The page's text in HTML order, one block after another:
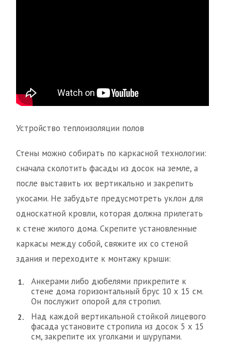
Устройство теплоизоляции полов
Стены можно собирать по каркасной технологии:
сначала сколотить фасады из досок на земле, а
после выставить их вертикально и закрепить
укосами. Не забудьте предусмотреть уклон для
односкатной кровли, которая должна прилегать
к стене жилого дома. Скрепите установленные
каркасы между собой, свяжите их со стеной
здания и переходите к монтажу крыши:
Анкерами либо дюбелями прикрепите к
стене дома горизонтальный брус 10 х 15 см.
Он послужит опорой для стропил.
Над каждой вертикальной стойкой лицевого
фасада установите стропила из досок 5 х 15
см, закрепите их уголками и шурупами.